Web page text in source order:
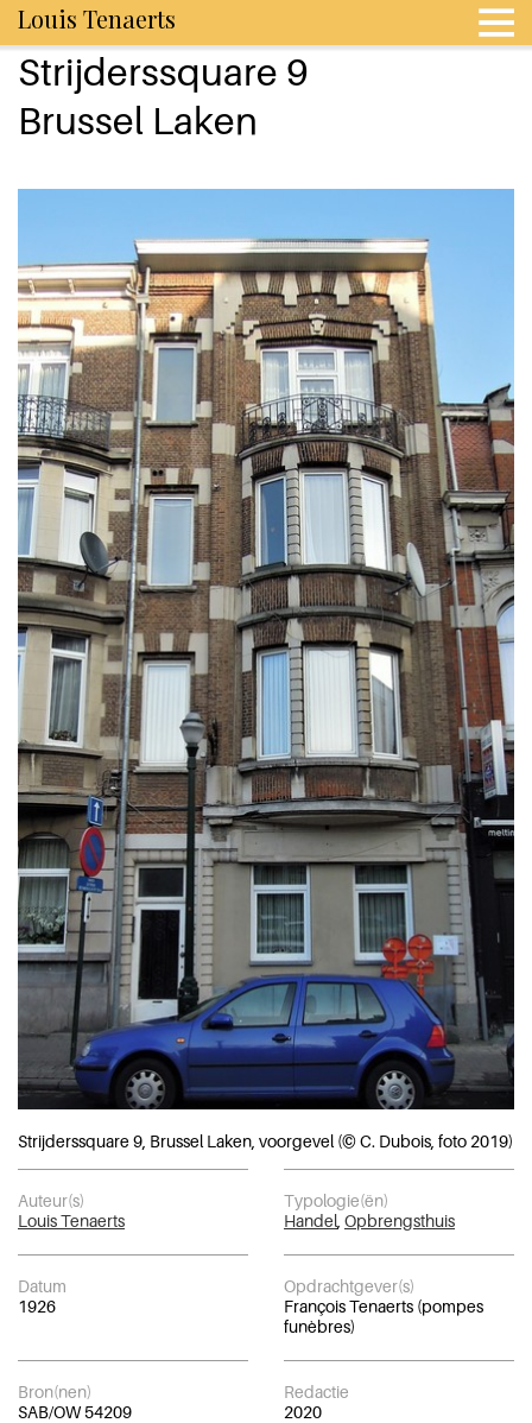
Louis Tenaerts
Strijderssquare 9
Brussel Laken
Strijderssquare 9, Brussel Laken, voorgevel (© C. Dubois, foto 2019)
Auteur(s)
Louis Tenaerts
Typologie(ën)
Handel Opbrengsthuis
Datum
1926
Opdrachtgever(s)
François Tenaerts (pompes
funèbres)
Bron(nen)
SAB/OW 54209
Redactie
2020